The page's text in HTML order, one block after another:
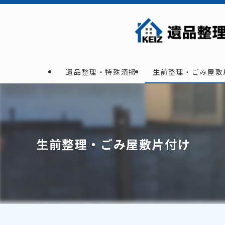
遺品整理・特殊清掃 生前整理・ごみ屋
生前整理・ごみ屋敷片付け